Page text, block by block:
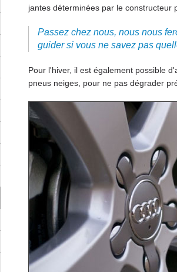
jantes déterminées par le constructeur
Passez chez nous, nous nous
guider si vous ne savez pas
Pour l'hiver, il est également possible
pneus neiges, pour ne pas dégrader